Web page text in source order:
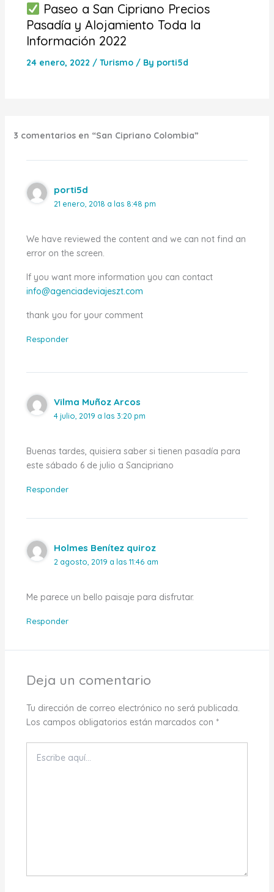
Paseo a San Cipriano Precios
Pasadía y Alojamiento Toda la
Información 2022
24 enero, 2022 / Turismo/ By porti5d
3 comentarios en “San Cipriano Colombia”
porti5d
21 enero, 2018 a las 8:48 pm
We have reviewed the content and we can not find an
error on the screen.
If you want more information you can contact
info@agenciadeviajeszt.com
thank you for your comment
Responder
Vilma Muñoz Arcos
4 julio, 2019 a las 3:20 pm
Buenas tardes, quisiera saber si tienen pasadía para
este sábado 6 de julio a Sancipriano
Responder
Holmes Benítez quiroz
2 agosto, 2019 a las 11:46 am
Me parece un bello paisaje para disfrutar.
Responder
Deja un comentario
Tu dirección de correo electrónico no será publicada.
Los campos obligatorios están marcados con *
aquí...